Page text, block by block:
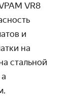
VR8
и
на
стальной